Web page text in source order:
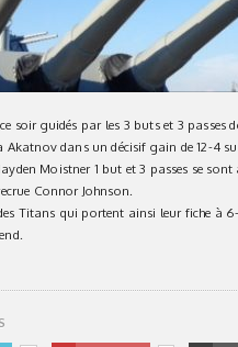
soir guidés par les 3 buts et 3 passes
Akatnov dans un décisif gain de 12-4
Moistner 1 but et 3 passes se
Connor Johnson.
Titans qui portent ainsi leur fiche à